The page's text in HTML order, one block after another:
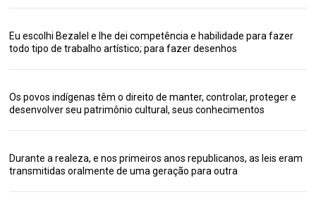
Eu escolhi Bezalel e lhe dei competência e habilidade para fazer
todo tipo de trabalho artístico; para fazer desenhos
Os povos indígenas têm o direito de manter, controlar, proteger e
desenvolver seu patrimônio cultural, seus conhecimentos
Durante a realeza, e nos primeiros anos republicanos, as leis eram
transmitidas oralmente de uma geração para outra